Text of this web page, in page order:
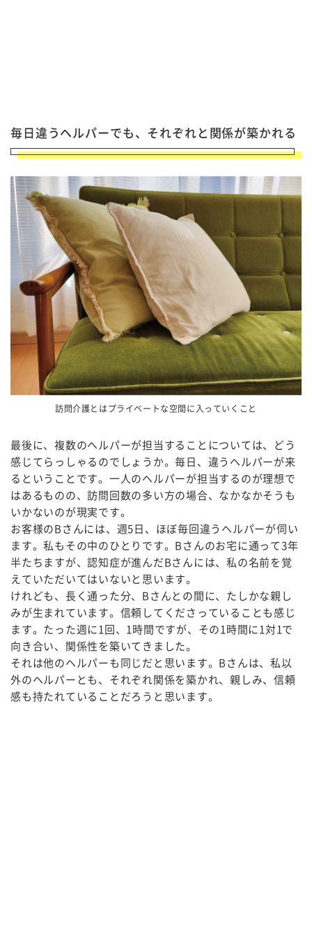
毎日違うヘルパーでも、それぞれと関係が築かれる
訪問介護とはプライベートな空間に入っていくこと
最後に、複数のヘルパーが担当することについては、どう
感じてらっしゃるのでしょうか。毎日、違うヘルパーが来
るということです。一人のヘルパーが担当するのが理想で
はあるものの、訪問回数の多い方の場合、なかなかそうも
いかないのが現実です。
お客様のBさんには、週5日、ほぼ毎回違うヘルパーが伺い
ます。私もその中のひとりです。Bさんのお宅に通って3年
半たちますが、認知症が進んだBさんには、私の名前を覚
えていただいてはいないと思います。
けれども、長く通った分、Bさんとの間に、たしかな親し
みが生まれています。信頼してくださっていることも感じ
ます。たった週に1回、1時間ですが、その1時間に1対1で
向き合い、関係性を築いてきました。
それは他のヘルパーも同じだと思います。Bさんは、私以
外のヘルパーとも、それぞれ関係を築かれ、親しみ、信頼
感も持たれていることだろうと思います。